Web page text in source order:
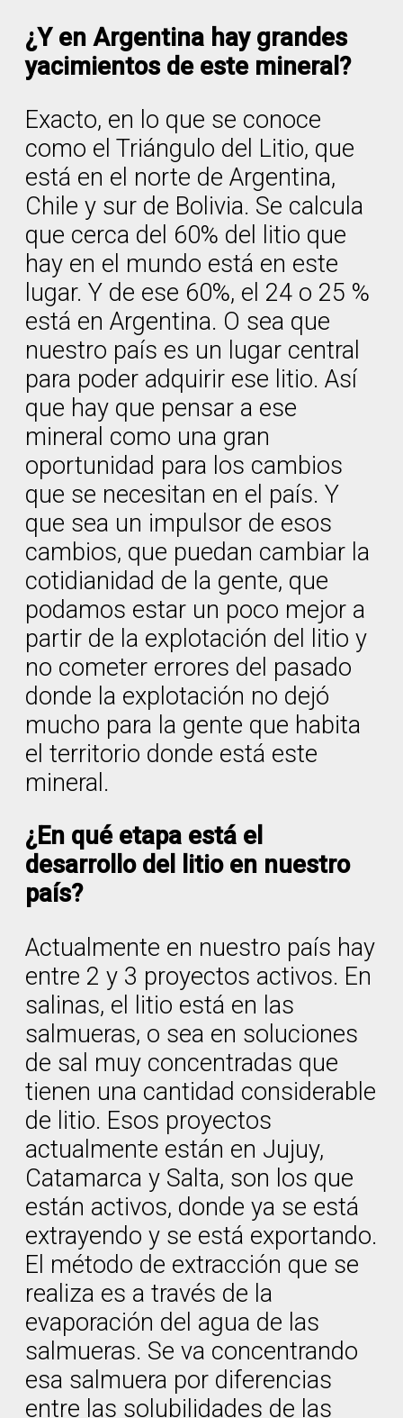
¿Y en Argentina hay grandes
yacimientos de este mineral?
Exacto, en lo que se conoce
como el Triángulo del Litio, que
está en el norte de Argentina,
Chile y sur de Bolivia. Se calcula
que cerca del 60% del litio que
hay en el mundo está en este
lugar. Y de ese 60%, el 24 o 25 %
está en Argentina. O sea que
nuestro país es un lugar central
para poder adquirir ese litio. Así
que hay que pensar a ese
mineral como una gran
oportunidad para los cambios
que se necesitan en el país. Y
que sea un impulsor de esos
cambios, que puedan cambiar la
cotidianidad de la gente, que
podamos estar un poco mejor a
partir de la explotación del litio y
no cometer errores del pasado
donde la explotación no dejó
mucho para la gente que habita
el territorio donde está este
mineral.
¿En qué etapa está el
desarrollo del litio en nuestro
país?
Actualmente en nuestro país hay
entre 2 y 3 proyectos activos. En
salinas, el litio está en las
salmueras, o sea en soluciones
de sal muy concentradas que
tienen una cantidad considerable
de litio. Esos proyectos
actualmente están en Jujuy,
Catamarca y Salta, son los que
están activos, donde ya se está
extrayendo y se está exportando.
El método de extracción que se
realiza es a través de la
evaporación del agua de las
salmueras. Se va concentrando
esa salmuera por diferencias
entre las solubilidades de las